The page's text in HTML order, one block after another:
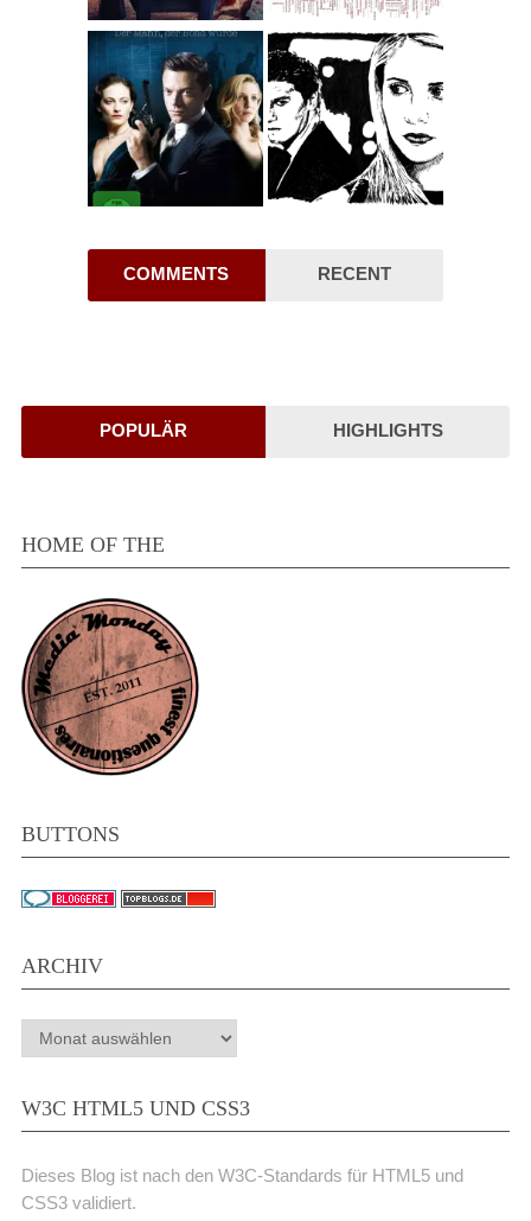
COMMENTS RECENT
POPULÄR HIGHLIGHTS
HOME OF THE
BUTTONS
ARCHIV
Archiv
W3C HTML5 UND CSS3
Dieses Blog ist nach den W3C-Standards für HTML5 und
CSS3 validiert.